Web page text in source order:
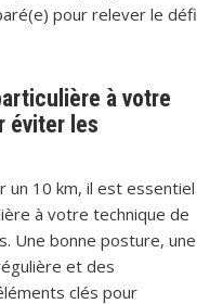
pour relever le défi
à votre
éviter les
10 km, il est essentiel
à votre technique de
Une bonne posture, une
et des
clés pour